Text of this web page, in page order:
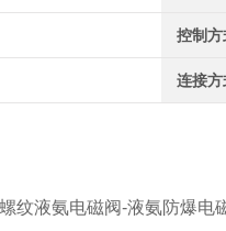
控制方
连接方
纹液氨电磁阀-液氨防爆电